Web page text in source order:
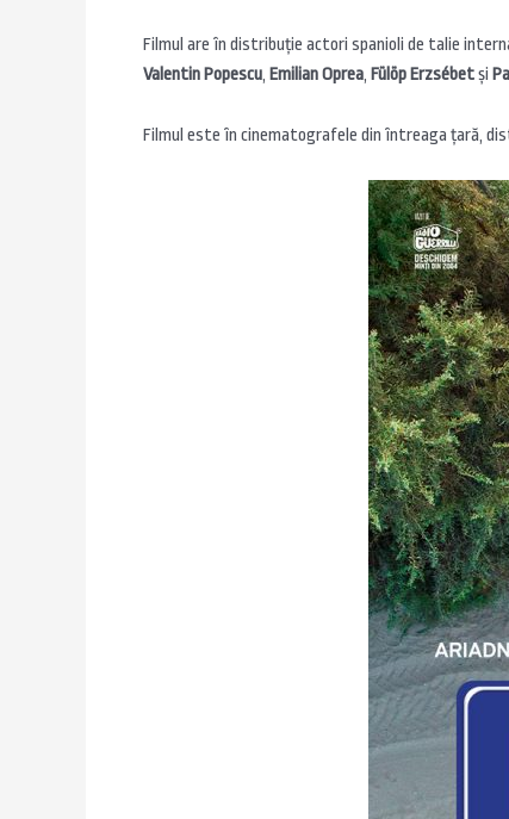
Filmul are în distribuție actori spanioli de talie
Valentin Popescu, Emilian Oprea, Fülöp Erzsébetși
Filmul este în cinematografele din întreaga țară,